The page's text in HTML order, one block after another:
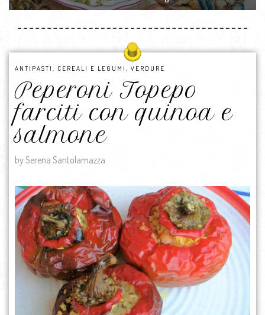
ANTIPASTI , CEREALI E LEGUMI , VERDURE
Peperoni Topepo
farciti con quinoa e
salmone
by Serena Santolamazza